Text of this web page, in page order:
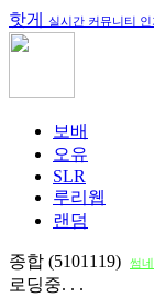
핫게 실시간 커뮤니티 인
보배
오유
SLR
루리웹
랜덤
종합 (5101119) 썸
로딩중. . .